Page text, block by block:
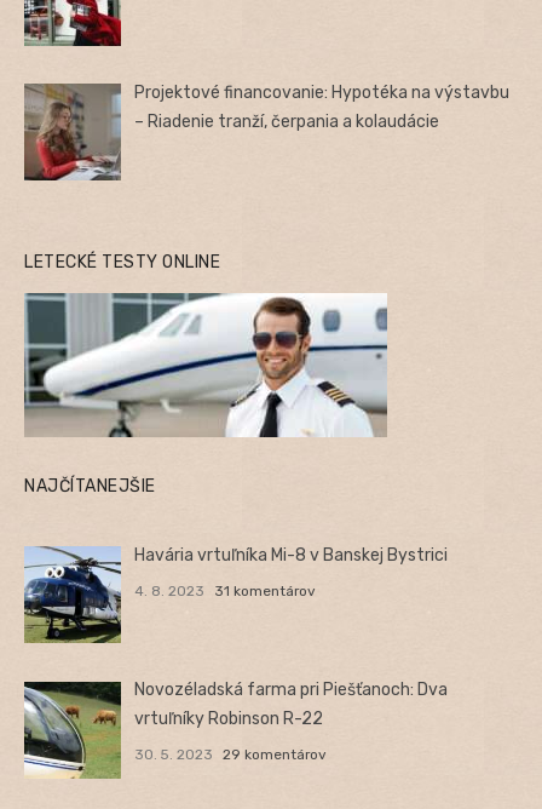
Projektové financovanie: Hypotéka na výstavbu
– Riadenie tranží, čerpania a kolaudácie
LETECKÉ TESTY ONLINE
NAJČÍTANEJŠIE
Havária vrtuľníka Mi-8 v Banskej Bystrici
4. 8. 2023 31 komentárov
Novozéladská farma pri Piešťanoch: Dva
vrtuľníky Robinson R-22
30. 5. 2023 29 komentárov